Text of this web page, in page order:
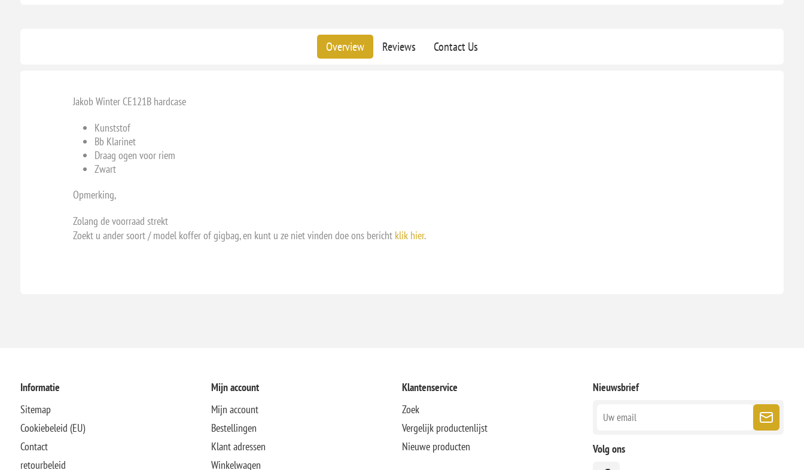
Overview Reviews Contact Us
Jakob Winter CE121B hardcase
Kunststof
Bb Klarinet
Draag ogen voor riem
Zwart
Opmerking,
Zolang de voorraad strekt
Zoekt u ander soort / model koffer of gigbag, en kunt u ze niet vinden doe ons bericht klik hier.
Informatie
Sitemap
Cookiebeleid (EU)
Contact
retourbeleid
Mijn account
Mijn account
Bestellingen
Klant adressen
Winkelwagen
Klantenservice
Zoek
Vergelijk productenlijst
Nieuwe producten
Nieuwsbrief
Volg ons